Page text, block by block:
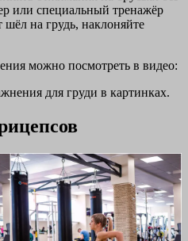
или специальный тренажёр
на грудь, наклоняйте
можно посмотреть в видео:
для груди в картинках.